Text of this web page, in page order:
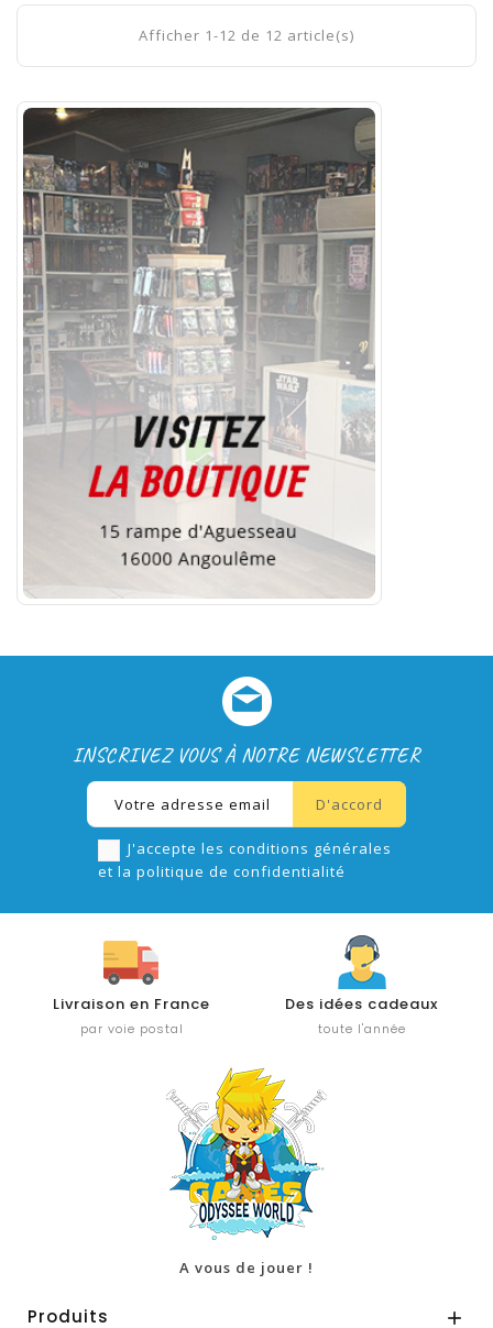
Afficher 1-12 de 12 article(s)
INSCRIVEZ VOUS À NOTRE NEWSLETTER
J'accepte les conditions générales
et la politique de confidentialité
Livraison en France
par voie postal
Des idées cadeaux
toute l'année
A vous de jouer !
Produits 